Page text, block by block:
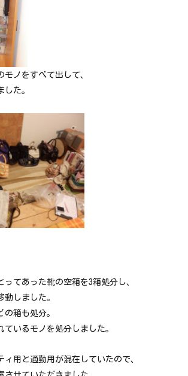
モノをすべて出して、
した。
ってあった靴の空箱を3箱処分し、
動しました。
の箱も処分。
ているモノを処分しました。
ィ用と通勤用が混在していたので、